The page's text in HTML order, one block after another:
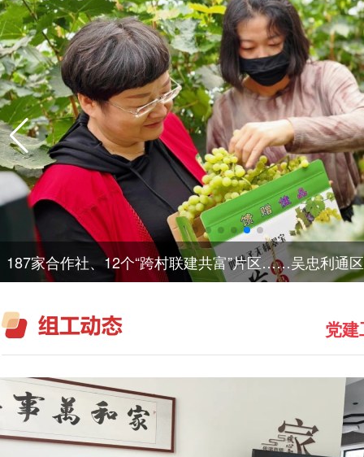
中共中央办公厅 国务院办公厅印发 《整治形式主义为
党